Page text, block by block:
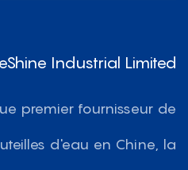
Industrial Limited
premier fournisseur de
d'eau en Chine, la